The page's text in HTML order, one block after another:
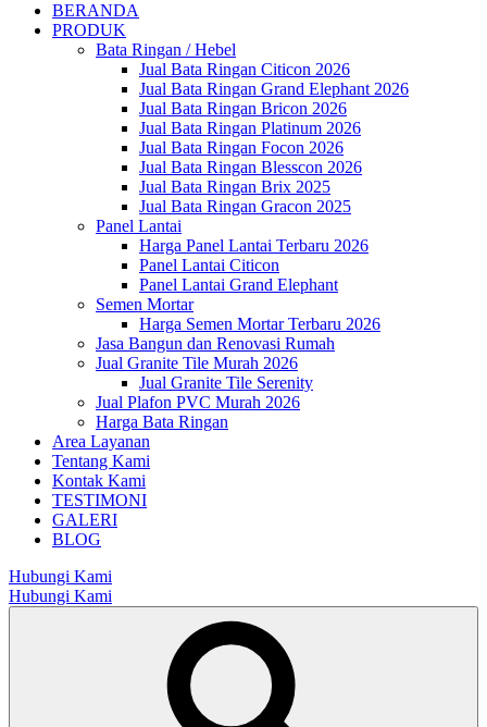
BERANDA
PRODUK
Bata Ringan / Hebel
Jual Bata Ringan Citicon 2026
Jual Bata Ringan Grand Elephant 2026
Jual Bata Ringan Bricon 2026
Jual Bata Ringan Platinum 2026
Jual Bata Ringan Focon 2026
Jual Bata Ringan Blesscon 2026
Jual Bata Ringan Brix 2025
Jual Bata Ringan Gracon 2025
Panel Lantai
Harga Panel Lantai Terbaru 2026
Panel Lantai Citicon
Panel Lantai Grand Elephant
Semen Mortar
Harga Semen Mortar Terbaru 2026
Jasa Bangun dan Renovasi Rumah
Jual Granite Tile Murah 2026
Jual Granite Tile Serenity
Jual Plafon PVC Murah 2026
Harga Bata Ringan
Area Layanan
Tentang Kami
Kontak Kami
TESTIMONI
GALERI
BLOG
Hubungi Kami
Hubungi Kami